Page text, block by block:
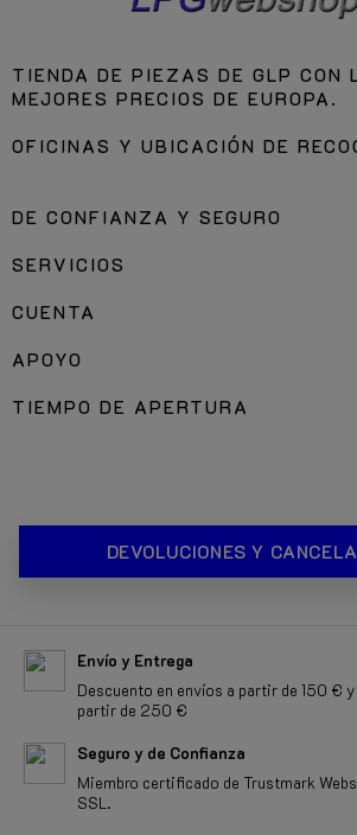
TIENDA DE PIEZAS DE GLP CON
MEJORES PRECIOS DE EUROPA.
OFICINAS Y UBICACIÓN DE
DE CONFIANZA Y SEGURO
SERVICIOS
CUENTA
APOYO
TIEMPO DE APERTURA
DEVOLUCIONES Y
Envío y Entrega
Descuento en envíos a partir de 150 €
partir de 250 €
Seguro y de Confianza
Miembro certificado de Trustmark
SSL.